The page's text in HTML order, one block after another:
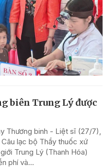
biên Trung Lý được
Thương binh - Liệt sĩ (27/7),
Câu lạc bộ Thầy thuốc xứ
Trung Lý (Thanh Hóa)
phí và...